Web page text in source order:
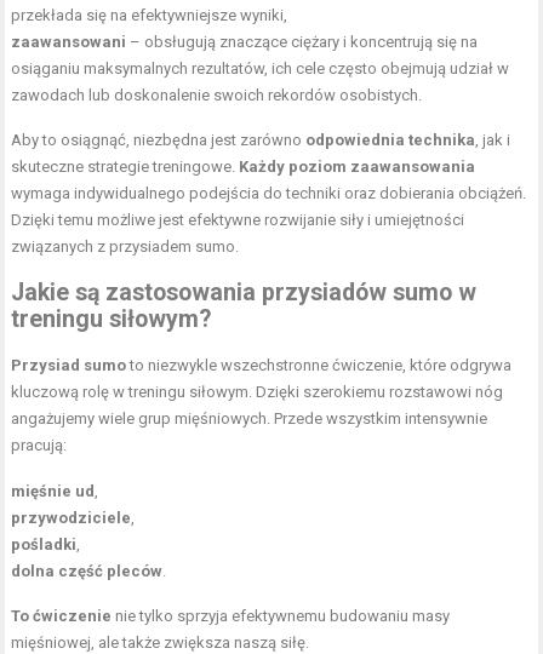
przekłada się na efektywniejsze wyniki,
zaawansowani – obsługują znaczące ciężary i koncentrują się na
osiąganiu maksymalnych rezultatów, ich cele często obejmują udział w
zawodach lub doskonalenie swoich rekordów osobistych.
Aby to osiągnąć, niezbędna jest zarówno odpowiednia technika, jak i
skuteczne strategie treningowe. Każdy poziom zaawansowania
wymaga indywidualnego podejścia do techniki oraz dobierania obciążeń.
Dzięki temu możliwe jest efektywne rozwijanie siły i umiejętności
związanych z przysiadem sumo.
Jakie są zastosowania przysiadów sumo w
treningu siłowym?
Przysiad sumoto niezwykle wszechstronne ćwiczenie, które odgrywa
kluczową rolę w treningu siłowym. Dzięki szerokiemu rozstawowi nóg
angażujemy wiele grup mięśniowych. Przede wszystkim intensywnie
pracują:
mięśnie ud ,
przywodziciele,
pośladki,
dolna część pleców.
To ćwiczenie nie tylko sprzyja efektywnemu budowaniu masy
mięśniowej, ale także zwiększa naszą siłę.